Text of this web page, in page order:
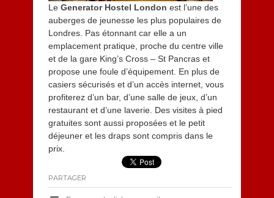
Le Generator Hostel London est l’une des
auberges de jeunesse les plus populaires de
Londres. Pas étonnant car elle a un
emplacement pratique, proche du centre ville
et de la gare King’s Cross – St Pancras et
propose une foule d’équipement. En plus de
casiers sécurisés et d’un accès internet, vous
profiterez d’un bar, d’une salle de jeux, d’un
restaurant et d’une laverie. Des visites à pied
gratuites sont aussi proposées et le petit
déjeuner et les draps sont compris dans le
prix.
PARTAGER